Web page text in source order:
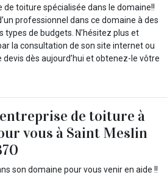
de toiture spécialisée dans le domaine!!
professionnel dans ce domaine à des
types de budgets. N’hésitez plus et
la consultation de son site internet ou
dès aujourd’hui et obtenez-le vôtre
de toiture à
vous à Saint Meslin
son domaine pour vous venir en aide !!